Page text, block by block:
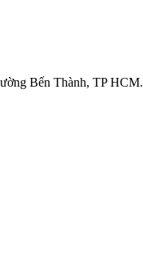
Bến Thành, TP HCM.